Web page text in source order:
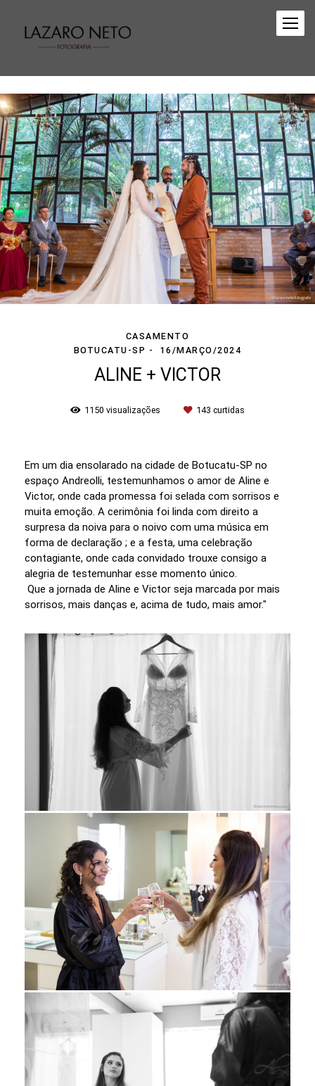
CASAMENTO
BOTUCATU-SP
16/MARÇO/2024
ALINE + VICTOR
1150 visualizações 143 curtidas
Em um dia ensolarado na cidade de Botucatu-SP no
espaço Andreolli, testemunhamos o amor de Aline e
Victor, onde cada promessa foi selada com sorrisos e
muita emoção. A cerimônia foi linda com direito a
surpresa da noiva para o noivo com uma música em
forma de declaração ; e a festa, uma celebração
contagiante, onde cada convidado trouxe consigo a
alegria de testemunhar esse momento único.
Que a jornada de Aline e Victor seja marcada por mais
sorrisos, mais danças e, acima de tudo, mais amor."